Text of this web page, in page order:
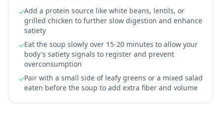
✓Add a protein source like white beans, lentils, or
grilled chicken to further slow digestion and enhance
satiety
✓Eat the soup slowly over 15-20 minutes to allow your
body's satiety signals to register and prevent
overconsumption
✓Pair with a small side of leafy greens or a mixed salad
eaten before the soup to add extra fiber and volume